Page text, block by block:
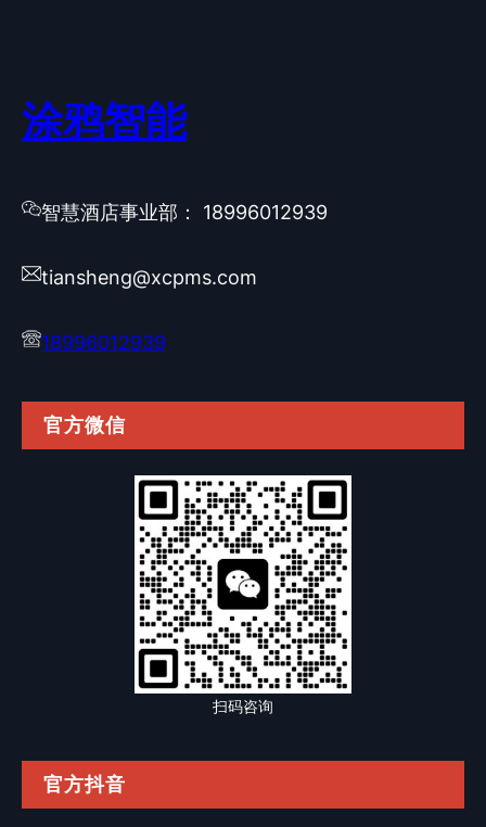
涂鸦智能
智慧酒店事业部： 18996012939
tiansheng@xcpms.com
18996012939
官方微信
扫码咨询
官方抖音